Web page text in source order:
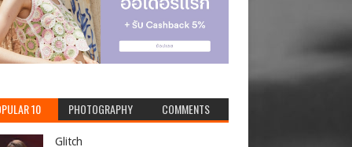
10 PHOTOGRAPHY COMMENTS
Glitch